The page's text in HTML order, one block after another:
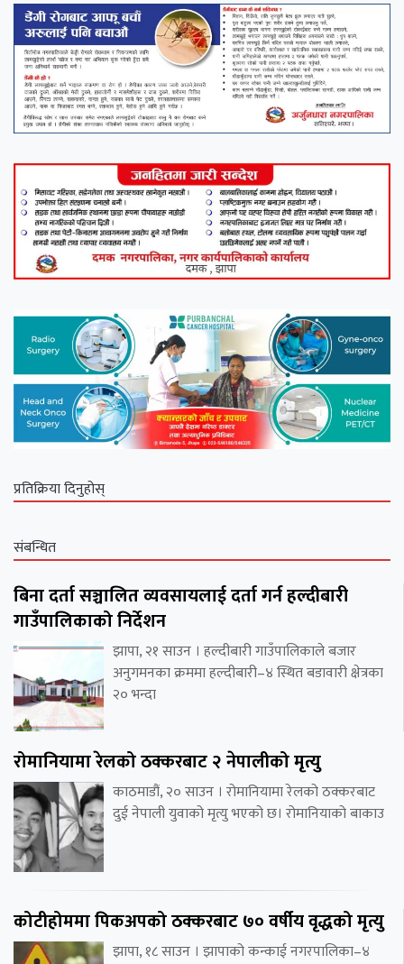
प्रतिक्रिया दिनुहोस्
संबन्धित
बिना दर्ता सञ्चालित व्यवसायलाई दर्ता गर्न हल्दीबारी
गाउँपालिकाको निर्देशन
झापा, २१ साउन । हल्दीबारी गाउँपालिकाले बजार
अनुगमनका क्रममा हल्दीबारी–४ स्थित बडावारी क्षेत्रका
२० भन्दा
रोमानियामा रेलको ठक्करबाट २ नेपालीको मृत्यु
काठमाडौं, २० साउन । रोमानियामा रेलको ठक्करबाट
दुई नेपाली युवाको मृत्यु भएको छ। रोमानियाको बाकाउ
कोटीहोममा पिकअपको ठक्करबाट ७० वर्षीय वृद्धको मृत्यु
झापा, १८ साउन । झापाको कन्काई नगरपालिका–४